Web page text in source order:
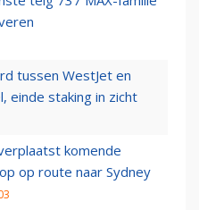
tussen WestJet en
einde staking in zicht
komende
op route naar Sydney